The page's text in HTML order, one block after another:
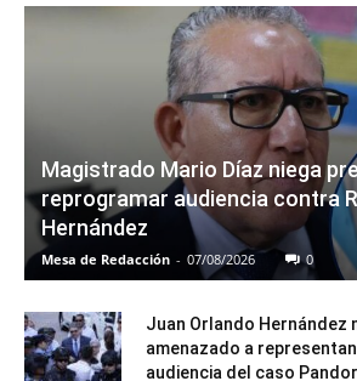
Magistrado Mario Díaz niega
reprogramar audiencia contra
Hernández
Mesa de Redacción - 07/08/2026 0
Juan Orlando Hernández
amenazado a
audiencia del caso